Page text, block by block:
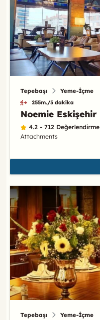
Tepebaşı Yeme-İçme
255m./5 dakika
Noemie Eskişehir
4.2 - 712 Değerlendirme
Attachments
Tepebaşı Yeme-İçme